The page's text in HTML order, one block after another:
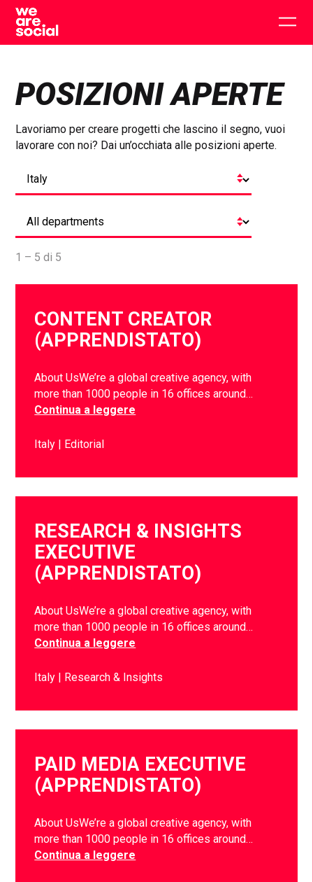
Skip
content
POSIZIONI APERTE
Lavoriamo per creare progetti che lascino il segno, vuoi
lavorare con noi? Dai un’occhiata alle posizioni aperte.
1 – 5 di 5
CONTENT CREATOR
(APPRENDISTATO)
About UsWe’re a global creative agency, with
more than 1000 people in 16 offices around…
Continua a leggere
Italy Editorial
RESEARCH & INSIGHTS
EXECUTIVE
(APPRENDISTATO)
About UsWe’re a global creative agency, with
more than 1000 people in 16 offices around…
Continua a leggere
Italy Research & Insights
PAID MEDIA EXECUTIVE
(APPRENDISTATO)
About UsWe’re a global creative agency, with
more than 1000 people in 16 offices around…
Continua a leggere